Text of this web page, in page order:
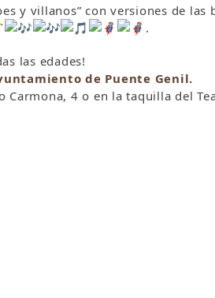
y villanos” con versiones de las
.
las edades!
de Puente Genil.
Carmona, 4 o en la taquilla del